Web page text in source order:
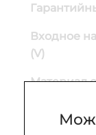
Входное
(V)
Материал